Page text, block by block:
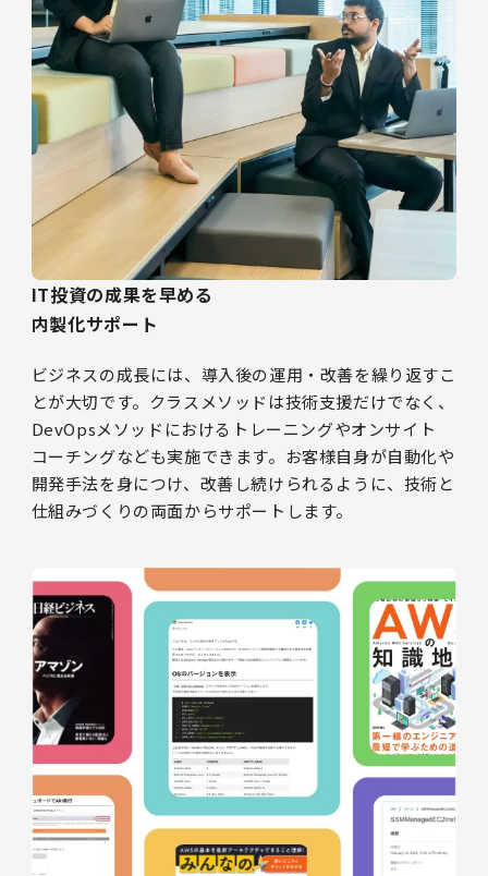
IT投資の成果を早める
内製化サポート
ビジネスの成長には、導入後の運用・改善を繰り返すこ
とが大切です。クラスメソッドは技術支援だけでなく、
DevOpsメソッドにおけるトレーニングやオンサイト
コーチングなども実施できます。お客様自身が自動化や
開発手法を身につけ、改善し続けられるように、技術と
仕組みづくりの両面からサポートします。